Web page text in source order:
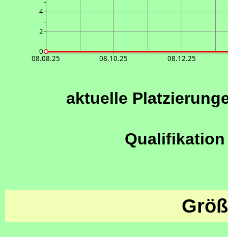
4
2
0
08.08.25 08.10.25 08.12.25
aktuelle
Qualifikation